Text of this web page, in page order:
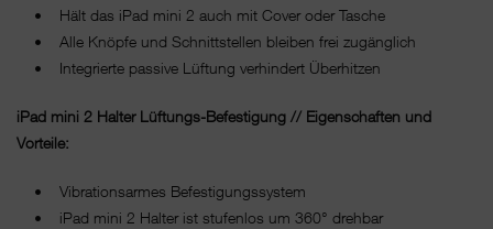
• Hält das iPad mini 2 auch mit Cover oder Tasche
• Alle Knöpfe und Schnittstellen bleiben frei zugänglich
• Integrierte passive Lüftung verhindert Überhitzen
iPad mini 2 Halter Lüftungs-Befestigung // Eigenschaften und
Vorteile:
• Vibrationsarmes Befestigungssystem
• iPad mini 2 Halter ist stufenlos um 360° drehbar